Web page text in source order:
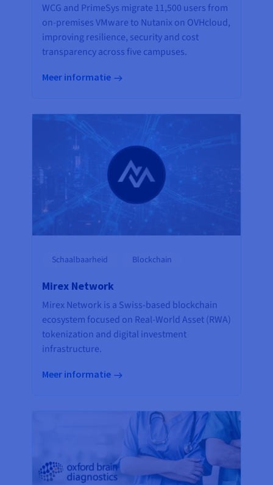
WCG and PrimeSys migrate 11,500 users from
on-premises VMware to Nutanix on OVHcloud,
improving resilience, security and cost
transparency across five campuses.
Meer informatie
Schaalbaarheid Blockchain
Mirex Network
Mirex Network is a Swiss-based blockchain
ecosystem focused on Real-World Asset (RWA)
tokenization and digital investment
infrastructure.
Meer informatie